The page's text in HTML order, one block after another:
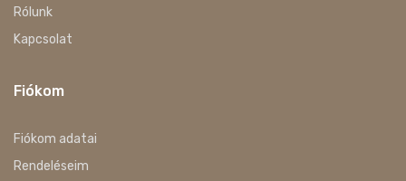
Rólunk
Kapcsolat
Fiókom
Fiókom adatai
Rendeléseim